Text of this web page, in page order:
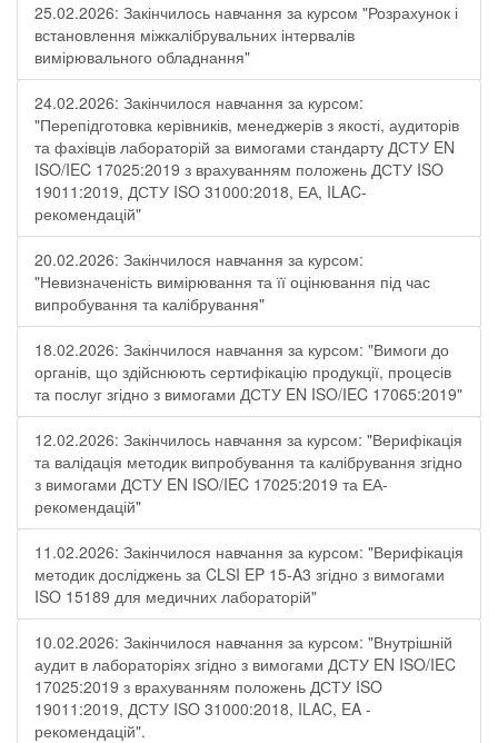
25.02.2026: Закінчилось навчання за курсом "Розрахунок і
встановлення міжкалібрувальних інтервалів
вимірювального обладнання"
24.02.2026: Закінчилося навчання за курсом:
"Перепідготовка керівників, менеджерів з якості, аудиторів
та фахівців лабораторій за вимогами стандарту ДСТУ EN
ISO/IEC 17025:2019 з врахуванням положень ДСТУ ISO
19011:2019, ДСТУ ISO 31000:2018, ЕА, ILAC-
рекомендацій"
20.02.2026: Закінчилося навчання за курсом:
"Невизначеність вимірювання та її оцінювання під час
випробування та калібрування"
18.02.2026: Закінчилося навчання за курсом: "Вимоги до
органів, що здійснюють сертифікацію продукції, процесів
та послуг згідно з вимогами ДСТУ EN ISO/IEC 17065:2019"
12.02.2026: Закінчилось навчання за курсом: "Верифікація
та валідація методик випробування та калібрування згідно
з вимогами ДСТУ EN ISO/IEC 17025:2019 та ЕА-
рекомендацій"
11.02.2026: Закінчилося навчання за курсом: "Верифікація
методик досліджень за CLSI EP 15-A3 згідно з вимогами
ISO 15189 для медичних лабораторій"
10.02.2026: Закінчилося навчання за курсом: "Внутрішній
аудит в лабораторіях згідно з вимогами ДСТУ EN ISO/IEC
17025:2019 з врахуванням положень ДСТУ ISO
19011:2019, ДСТУ ISO 31000:2018, ILAC, EA -
рекомендацій".